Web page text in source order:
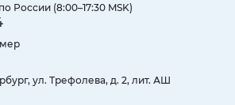
России (8:00–17:30 MSK)
ул. Трефолева, д. 2, лит. АШ